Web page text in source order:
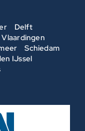
Delft
Vlaardingen
Schiedam
IJssel